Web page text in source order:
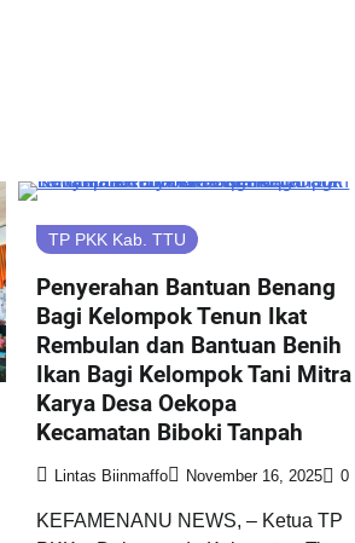
TP PKK Kab. TTU
Penyerahan Bantuan Benang
Bagi Kelompok Tenun Ikat
Rembulan dan Bantuan Benih
Ikan Bagi Kelompok Tani Mitra
Karya Desa Oekopa
Kecamatan Biboki Tanpah
Lintas Biinmaffo November 16, 2025 0
KEFAMENANU NEWS, – Ketua TP